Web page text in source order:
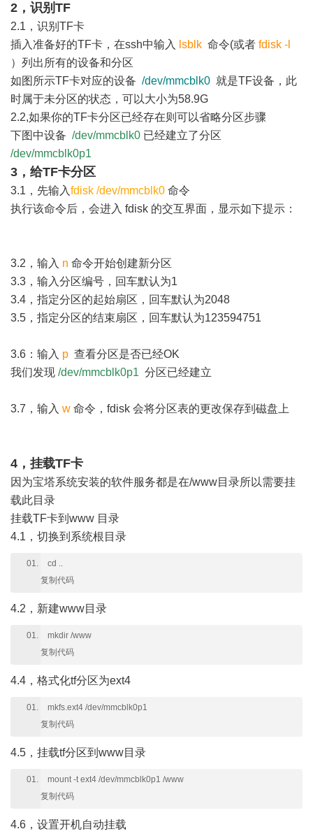
2，识别TF
2.1，识别TF卡
插入准备好的TF卡，在ssh中输入
lsblk 命令(或者 fdisk -l
）列出所有的设备和分区
如图所示TF卡对应的设备 /dev/mmcblk0 就是TF设备，此
时属于未分区的状态，可以大小为58.9G
2.2,如果你的TF卡分区已经存在则可以省略分区步骤
下图中设备 /dev/mmcblk0 已经建立了分区
/dev/mmcblk0p1
3，给TF卡分区
3.1，先输入fdisk /dev/mmcblk0 命令
执行该命令后，会进入 fdisk 的交互界面，显示如下提示：
3.2，输入 n 命令开始创建新分区
3.3，输入分区编号，回车默认为1
3.4，指定分区的起始扇区，回车默认为2048
3.5，指定分区的结束扇区，回车默认为123594751
3.6：输入 p 查看分区是否已经OK
我们发现 /dev/mmcblk0p1 分区已经建立
3.7，输入 w 命令，fdisk 会将分区表的更改保存到磁盘上
4，挂载TF卡
因为宝塔系统安装的软件服务都是在/www目录所以需要挂
载此目录
挂载TF卡到www 目录
4.1，切换到系统根目录
cd ..
复制代码
4.2，新建www目录
mkdir /www
复制代码
4.4，格式化tf分区为ext4
mkfs.ext4 /dev/mmcblk0p1
复制代码
4.5，挂载tf分区到www目录
mount -t ext4 /dev/mmcblk0p1 /www
复制代码
4.6，设置开机自动挂载